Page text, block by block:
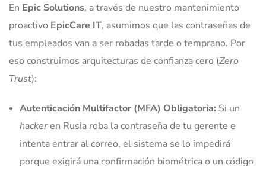
En Epic Solutions, a través de nuestro mantenimiento
proactivo EpicCare IT, asumimos que las contraseñas de
tus empleados van a ser robadas tarde o temprano. Por
eso construimos arquitecturas de confianza cero (Zero
Trust):
Autenticación Multifactor (MFA) Obligatoria: Si un
hackeren Rusia roba la contraseña de tu gerente e
intenta entrar al correo, el sistema se lo impedirá
porque exigirá una confirmación biométrica o un código